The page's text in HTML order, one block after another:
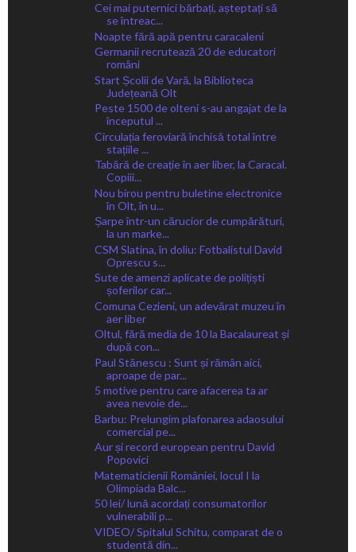
Cei mai puternici bărbați, așteptați să
se întreac...
Noapte fără apă pentru caracaleni
Germanii recrutează 20 de educatori
români
Start Școlii de Vară, la Biblioteca
Județeană Olt
Peste 1500 de olteni s-au angajat de la
începutul ...
Circulația feroviară închisă total între
stațiile ...
Tabără de creație în aer liber, la Caracal.
Copiii...
Nou birou pentru buletine electronice
în Olt, în u...
Șarpe într-un cărucior de cumpărături,
la un marke...
CSM Slatina, în doliu: Fotbalistul David
Oprescu s...
Sute de amenzi aplicate de polițiști
șoferilor car...
Comuna Cezieni, un adevărat muzeu în
aer liber
Oltul, fără media de 10 la Bacalaureat și
după con...
Paul Stănescu : Sunt și rămân aici,
aproape de par...
5 motive pentru care afacerea ta ar
avea nevoie de...
Barbu: Prelungim plafonarea adaosului
comercial pe...
Aur și record european pentru David
Popovici
Matematicienii României, locul I la
Olimpiada Balc...
50 lei/ lună acordați consumatorilor
vulnerabili p...
VIDEO/ Spitalul Schitu, comparat de o
studentă din...